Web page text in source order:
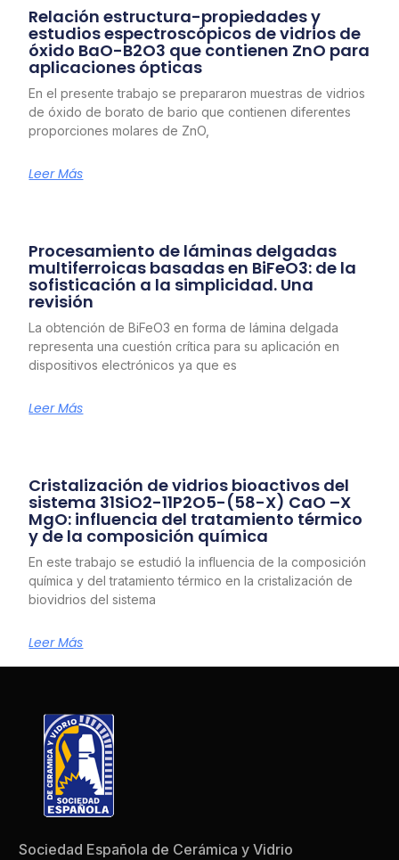
Relación estructura-propiedades y
estudios espectroscópicos de vidrios de
óxido BaO-B2O3 que contienen ZnO para
aplicaciones ópticas
En el presente trabajo se prepararon muestras de vidrios
de óxido de borato de bario que contienen diferentes
proporciones molares de ZnO,
Leer Más
Procesamiento de láminas delgadas
multiferroicas basadas en BiFeO3: de la
sofisticación a la simplicidad. Una
revisión
La obtención de BiFeO3 en forma de lámina delgada
representa una cuestión crítica para su aplicación en
dispositivos electrónicos ya que es
Leer Más
Cristalización de vidrios bioactivos del
sistema 31SiO2-11P2O5-(58-X) CaO –X
MgO: influencia del tratamiento térmico
y de la composición química
En este trabajo se estudió la influencia de la composición
química y del tratamiento térmico en la cristalización de
biovidrios del sistema
Leer Más
Sociedad Española de Cerámica y Vidrio